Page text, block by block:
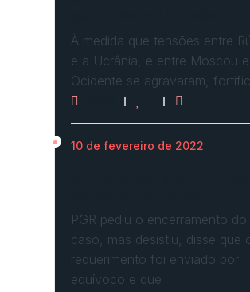
À medida que tensões entre
e a Ucrânia, e entre Moscou
Ocidente se agravaram,
10 de fevereiro de 2022
PGR pediu o encerramento do
caso, mas desistiu, disse que
requerimento foi enviado por
equívoco e que